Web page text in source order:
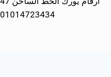
01014723434 01127571696